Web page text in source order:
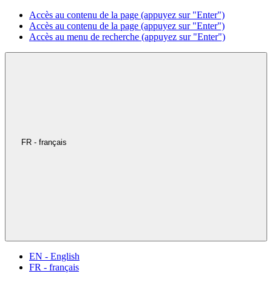
Accès au contenu de la page (appuyez sur "Enter")
Accès au contenu de la page (appuyez sur "Enter")
Accès au menu de recherche (appuyez sur "Enter")
FR - français
EN - English
FR - français